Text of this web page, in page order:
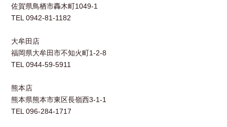
佐賀県鳥栖市轟木町1049-1
TEL 0942-81-1182
大牟田店
福岡県大牟田市不知火町1-2-8
TEL 0944-59-5911
熊本店
熊本県熊本市東区長嶺西3-1-1
TEL 096-284-1717